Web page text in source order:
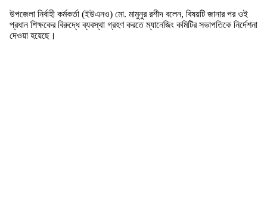
উপজেলা নির্বাহী কর্মকর্তা (ইউএনও) মো. মামুনুর রশীদ বলেন, বিষয়টি জানার পর ওই
প্রধান শিক্ষকের বিরুদ্ধে ব্যবস্থা গ্রহণ করতে ম্যানেজিং কমিটির সভাপতিকে নির্দেশনা
দেওয়া হয়েছে।